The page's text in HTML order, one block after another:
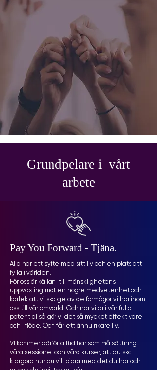
Grundpelare i vårt
arbete
Pay You Forward - Tjäna.
Alla har ett syfte med sitt liv och en plats att
fylla i världen.
För oss är källan till mänsklighetens
uppväxling mot en högre medvetenhet och
kärlek att vi ska ge av de förmågor vi har inom
oss till vår omvärld. Och när vi är i vår fulla
potential så gör vi det så mycket effektivare
och i flöde. Och får ett ännu rikare liv.
VI kommer därför alltid har som målsättning i
våra sessioner och våra kurser, att du ska
klargöra hur du vill bidra med det du har och